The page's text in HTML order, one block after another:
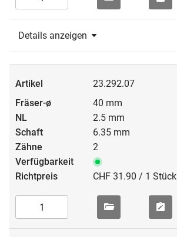
Details anzeigen
23.292.07
40 mm
2.5 mm
6.35 mm
2
CHF 31.90 / 1 Stück